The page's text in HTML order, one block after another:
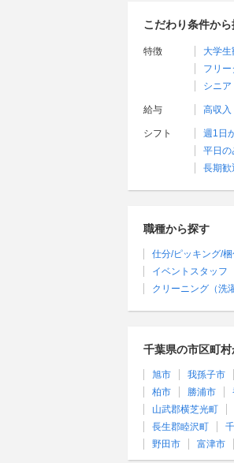
こだわり条件か
特徴 大学生
フリー
シニ
給与 高収入
シフト 週1日
平日の
長期歓
職種から探す
仕分/ピッキング/
イベントスタッフ
クリーニング（洗
千葉県の市区町
旭市 我孫子市
柏市
勝浦市
山武郡横芝光町
長生郡睦沢町
野田市
富津市